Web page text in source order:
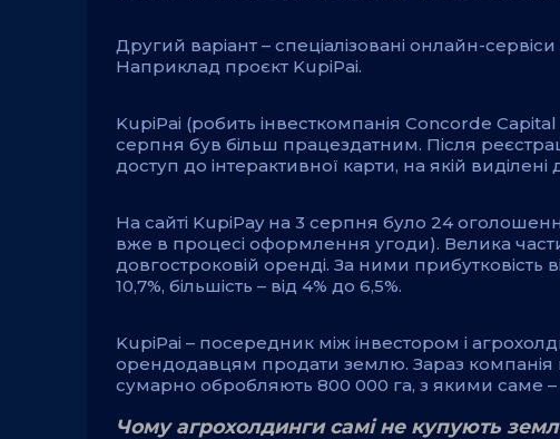
Другий варіант – спеціалізовані онлайн-сервіси
Наприклад проєкт KupiPai.
KupiPai (робить інвесткомпанія Concorde
серпня був більш працездатним. Після
доступ до інтерактивної карти, на якій
На сайті KupiPay на 3 серпня було 24
вже в процесі оформлення угоди). Велика
довгостроковій оренді. За ними прибутковість
10,7%, більшість – від 4% до 6,5%.
KupiPai – посередник між інвестором і
орендодавцям продати землю. Зараз компанія
сумарно обробляють 800 000 га, з якими саме –
Чому агрохолдинги самі не купують